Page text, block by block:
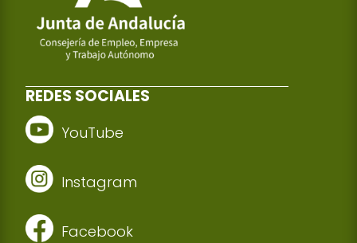
REDES SOCIALES
YouTube
Instagram
Facebook